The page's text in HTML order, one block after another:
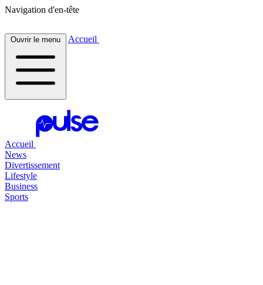
Navigation d'en-tête
Ouvrir le menu Accueil
Accueil
News
Divertissement
Lifestyle
Business
Sports